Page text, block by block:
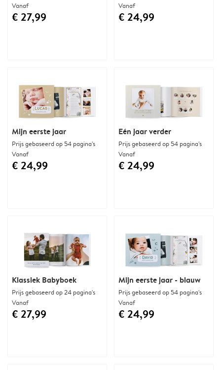
Vanaf
€ 24,99
Vanaf
€ 27,99
Mijn eerste jaar
Prijs gebaseerd op 54 pagina's
Vanaf
€ 24,99
Eén jaar verder
Prijs gebaseerd op 54 pagina's
Vanaf
€ 24,99
Mijn eerste jaar - blauw
Prijs gebaseerd op 54 pagina's
Vanaf
€ 24,99
Klassiek Babyboek
Prijs gebaseerd op 24 pagina's
Vanaf
€ 27,99